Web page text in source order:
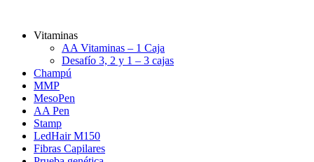
Vitaminas
AA Vitaminas – 1 Caja
Desafío 3, 2 y 1 – 3 cajas
Champú
MMP
MesoPen
AA Pen
Stamp
LedHair M150
Fibras Capilares